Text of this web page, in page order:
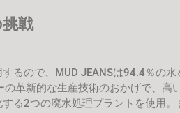
戦
るので、MUD JEANSは94.4％の水
革新的な生産技術のおかげで、高
る2つの廃水処理プラントを使用